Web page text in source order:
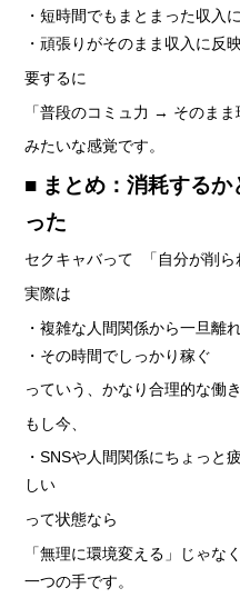
・短時間でもまとまった収
・頑張りがそのまま収入に反
要するに
「普段のコミュ力 → そのまま
みたいな感覚です。
■ まとめ：消耗する
った
セクキャバって 「自分が削
実際は
・複雑な人間関係から一旦
・その時間でしっかり稼ぐ
っていう、かなり合理的な働き
もし今、
・SNSや人間関係にちょっと
しい
って状態なら
「無理に環境変える」じゃな
一つの手です。